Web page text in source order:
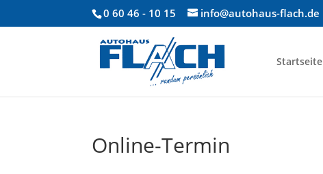
0 60 46 - 10 15 info@autohaus-flach.de
Startseite
Online-Termin